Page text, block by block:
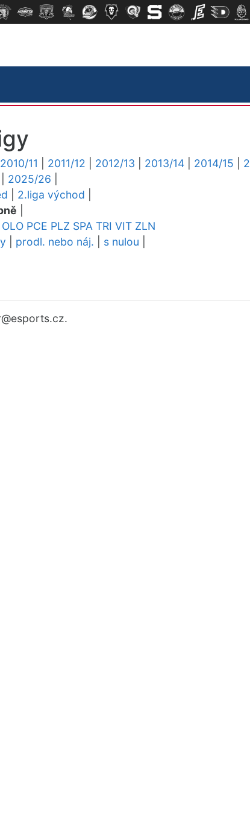
2010/11 2011/12 2012/13 2013/14 2014/15
2025/26
2.liga východ
OLO PCE PLZ SPA TRI VIT ZLN
prodl. nebo náj. s nulou
@esports.cz.